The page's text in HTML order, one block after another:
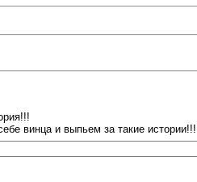
винца и выпьем за такие истории!!!